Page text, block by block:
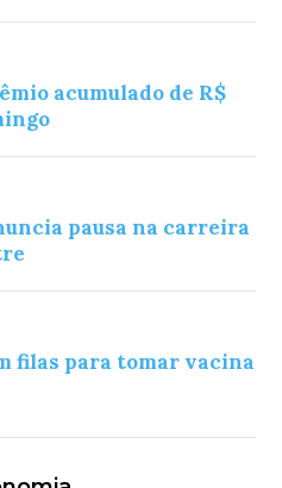
acumulado de R$
pausa na carreira
filas para tomar vacina